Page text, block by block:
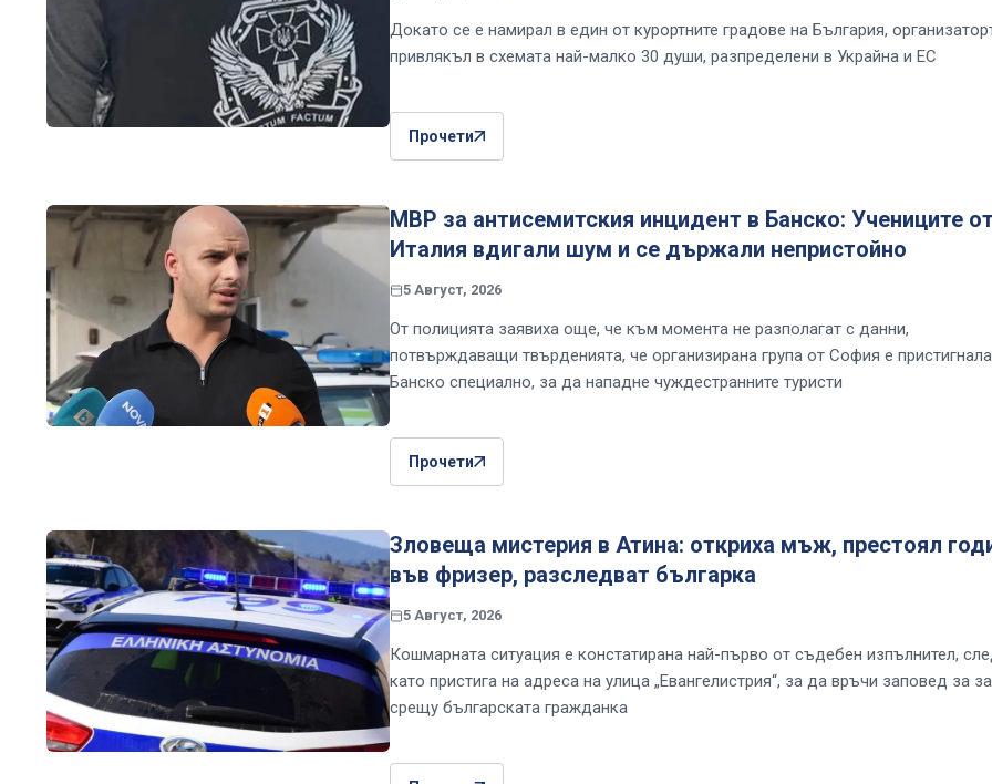
Докато се е намирал в един от курортните градове на България,
привлякъл в схемата най-малко 30 души, разпределени в Украйна и ЕС
Прочети
МВР за антисемитския инцидент в Банско: Учениците от
Италия вдигали шум и се държали непристойно
5 Август, 2026
От полицията заявиха още, че към момента не разполагат с данни,
потвърждаващи твърденията, че организирана група от София е
Банско специално, за да нападне чуждестранните туристи
Прочети
Зловеща мистерия в Атина: откриха мъж, престоял
във фризер, разследват българка
5 Август, 2026
Кошмарната ситуация е констатирана най-първо от съдебен изпълнител,
като пристига на адреса на улица „Евангелистрия“, за да връчи заповед за
срещу българската гражданка